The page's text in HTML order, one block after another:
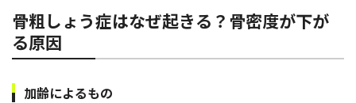
骨粗しょう症はなぜ起きる？骨密度が下が
る原因
加齢によるもの